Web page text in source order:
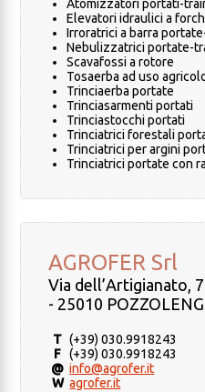
Atomizzatori portati-
Elevatori idraulici a
Irroratrici a barra
Nebulizzatrici portate-
Scavafossi a rotore
Tosaerba ad uso
Trinciaerba portate
Trinciasarmenti portati
Trinciastocchi portati
Trinciatrici forestali
Trinciatrici per argini
Trinciatrici portate con
AGROFER Srl
Via dell’Artigianato,
- 25010
T (+39) 030.9918243
F (+39) 030.9918243
@ info@agrofer.it
W agrofer.it